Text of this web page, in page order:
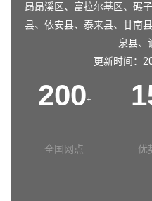
昂昂溪区、 富拉尔基区、 碾
县、 依安县、 泰来县、 甘南县
泉县、
更新时间：
200+
全国网点 优